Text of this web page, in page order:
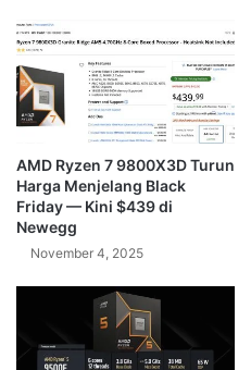
AMD Ryzen 7 9800X3D Turun
Harga Menjelang Black
Friday — Kini $439 di
Newegg
November 4, 2025